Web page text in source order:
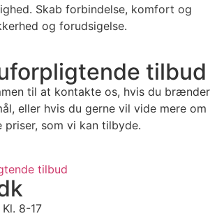
Skab forbindelse, komfort og
og forudsigelse.
tilbud
til at kontakte os, hvis du brænder
eller hvis du gerne vil vide mere om
priser, som vi kan tilbyde.
tilbud
8-17